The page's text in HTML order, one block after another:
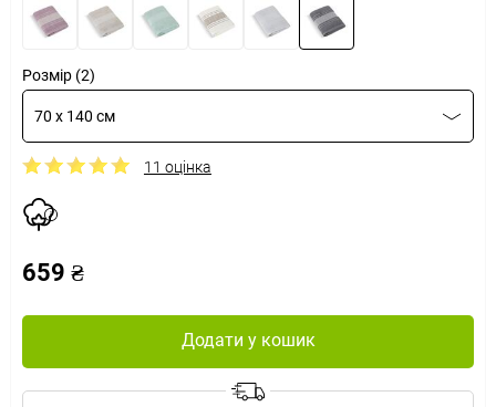
Розмір (2)
70 x 140 см
11 оцінка
659 ₴
Додати у кошик